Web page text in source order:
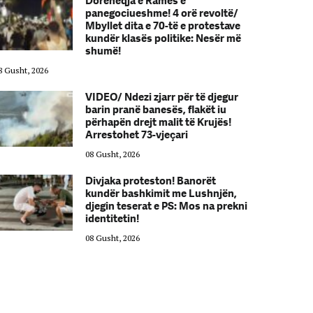
panegociueshme! 4 orë revoltë/
Mbyllet dita e 70-të e protestave
kundër klasës politike: Nesër më
shumë!
Gusht, 2026
VIDEO/ Ndezi zjarr për të djegur
barin pranë banesës, flakët iu
përhapën drejt malit të Krujës!
Arrestohet 73-vjeçari
08 Gusht, 2026
Divjaka proteston! Banorët
kundër bashkimit me Lushnjën,
djegin teserat e PS: Mos na prekni
identitetin!
08 Gusht, 2026